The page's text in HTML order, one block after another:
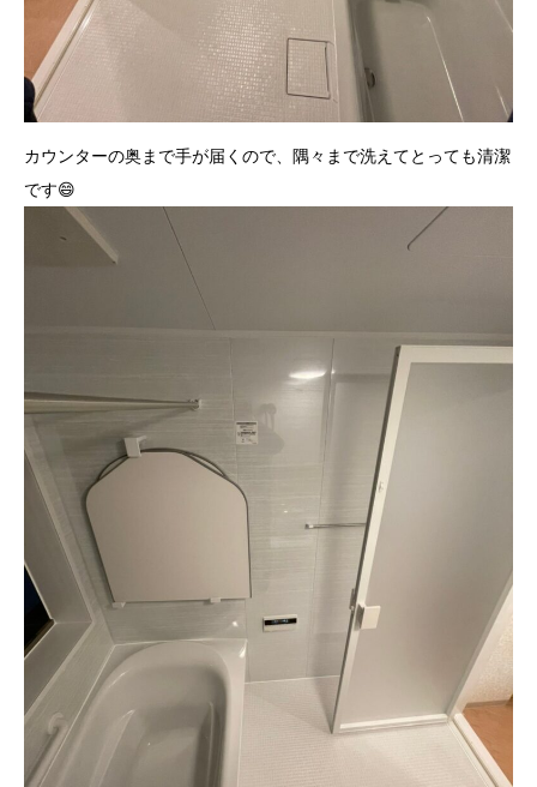
カウンターの奥まで手が届くので、隅々まで洗えてとっても清潔
です😄